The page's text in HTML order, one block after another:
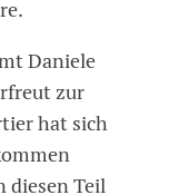
Daniele
zur
hat sich
diesen Teil